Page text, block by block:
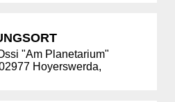
"Am Planetarium"
Hoyerswerda,